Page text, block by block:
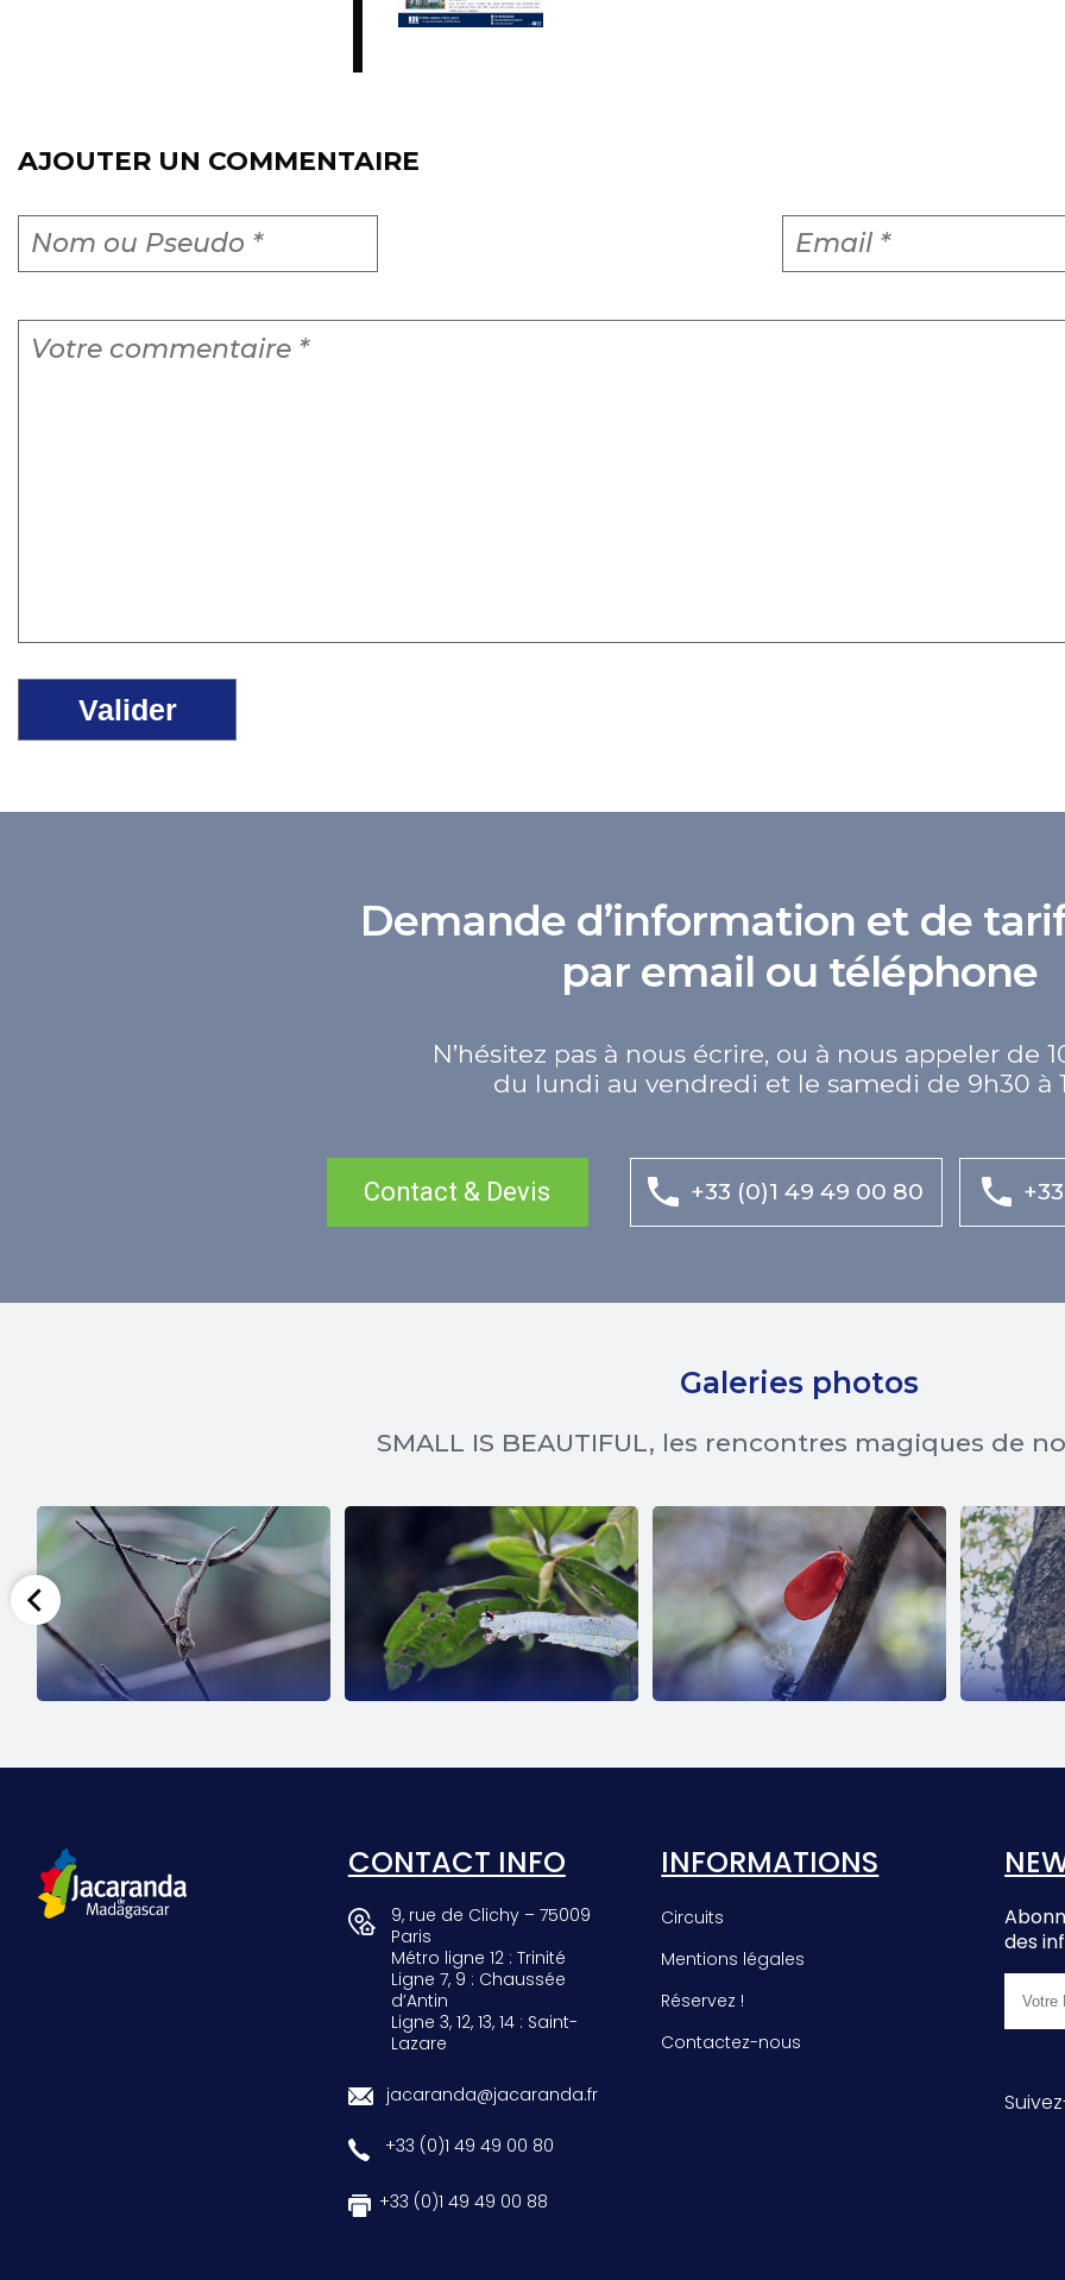
AJOUTER UN COMMENTAIRE
Demande d’information et de
par email ou téléphone
N’hésitez pas à nous écrire, ou à nous appeler de
du lundi au vendredi et le samedi de 9h30 à
Contact & Devis +33 (0)1 49 49 00 80
Galeries photos
SMALL IS BEAUTIFUL, les rencontres magiques de
CONTACT INFO
9, rue de Clichy – 75009
Paris
Métro ligne 12 : Trinité
Ligne 7, 9 : Chaussée
d’Antin
Ligne 3, 12, 13, 14 : Saint-
Lazare
jacaranda@jacaranda.fr
+33 (0)1 49 49 00 80
+33 (0)1 49 49 00 88
INFORMATIONS
Circuits
Mentions légales
Réservez !
Contactez-nous
des